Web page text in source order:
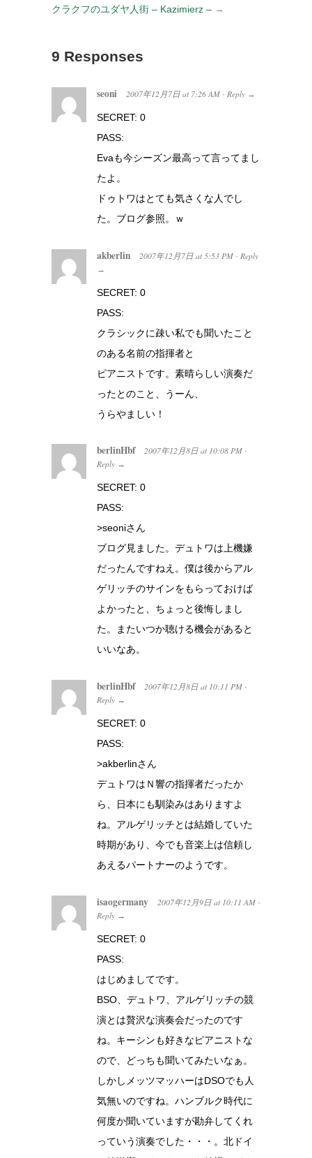
クラクフのユダヤ人街 – Kazimierz – →
9 Responses
seoni 2007年12月7日 at 7:26 AM · Reply →
SECRET: 0
PASS:
Evaも今シーズン最高って言ってまし
たよ。
ドゥトワはとても気さくな人でし
た。ブログ参照。ｗ
akberlin 2007年12月7日 at 5:53 PM · Reply
→
SECRET: 0
PASS:
クラシックに疎い私でも聞いたこと
のある名前の指揮者と
ピアニストです。素晴らしい演奏だ
ったとのこと、うーん、
うらやましい！
berlinHbf 2007年12月8日 at 10:08 PM ·
Reply →
SECRET: 0
PASS:
>seoniさん
ブログ見ました。デュトワは上機嫌
だったんですねえ。僕は後からアル
ゲリッチのサインをもらっておけば
よかったと、ちょっと後悔しまし
た。またいつか聴ける機会があると
いいなあ。
berlinHbf 2007年12月8日 at 10:11 PM ·
Reply →
SECRET: 0
PASS:
>akberlinさん
デュトワはＮ響の指揮者だったか
ら、日本にも馴染みはありますよ
ね。アルゲリッチとは結婚していた
時期があり、今でも音楽上は信頼し
あえるパートナーのようです。
isaogermany 2007年12月9日 at 10:11 AM ·
Reply →
SECRET: 0
PASS:
はじめましてです。
BSO、デュトワ、アルゲリッチの競
演とは贅沢な演奏会だったのです
ね。キーシンも好きなピアニストな
ので、どっちも聞いてみたいなぁ。
しかしメッツマッハーはDSOでも人
気無いのですね。ハンブルク時代に
何度か聞いていますが勘弁してくれ
っていう演奏でした・・・。北ドイ